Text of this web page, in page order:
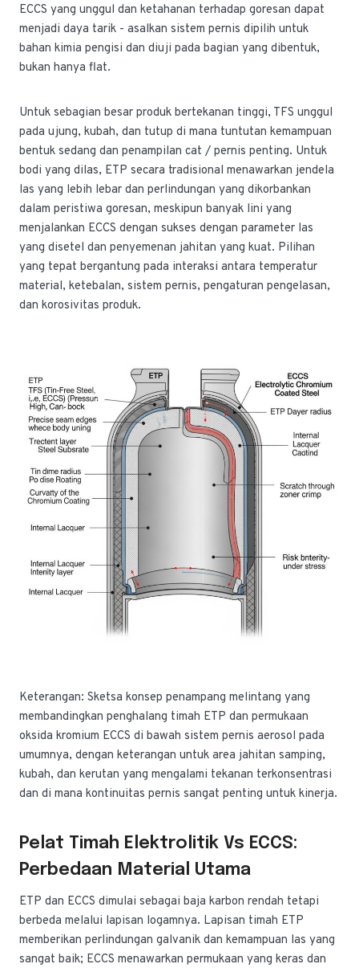
ECCS yang unggul dan ketahanan terhadap goresan dapat
menjadi daya tarik - asalkan sistem pernis dipilih untuk
bahan kimia pengisi dan diuji pada bagian yang dibentuk,
bukan hanya flat.
Untuk sebagian besar produk bertekanan tinggi, TFS unggul
pada ujung, kubah, dan tutup di mana tuntutan kemampuan
bentuk sedang dan penampilan cat / pernis penting. Untuk
bodi yang dilas, ETP secara tradisional menawarkan jendela
las yang lebih lebar dan perlindungan yang dikorbankan
dalam peristiwa goresan, meskipun banyak lini yang
menjalankan ECCS dengan sukses dengan parameter las
yang disetel dan penyemenan jahitan yang kuat. Pilihan
yang tepat bergantung pada interaksi antara temperatur
material, ketebalan, sistem pernis, pengaturan pengelasan,
dan korosivitas produk.
Keterangan: Sketsa konsep penampang melintang yang
membandingkan penghalang timah ETP dan permukaan
oksida kromium ECCS di bawah sistem pernis aerosol pada
umumnya, dengan keterangan untuk area jahitan samping,
kubah, dan kerutan yang mengalami tekanan terkonsentrasi
dan di mana kontinuitas pernis sangat penting untuk kinerja.
Pelat Timah Elektrolitik Vs ECCS:
Perbedaan Material Utama
ETP dan ECCS dimulai sebagai baja karbon rendah tetapi
berbeda melalui lapisan logamnya. Lapisan timah ETP
memberikan perlindungan galvanik dan kemampuan las yang
sangat baik; ECCS menawarkan permukaan yang keras dan